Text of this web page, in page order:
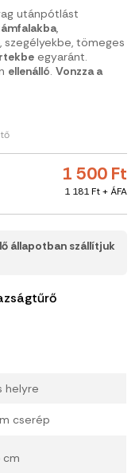
utánpótlást
,
, szegélyekbe, tömeges
egyaránt.
ellenálló. Vonzza a
1 500 Ft
1 181 Ft + ÁFA
állapotban szállítjuk
helyre
cserép
cm